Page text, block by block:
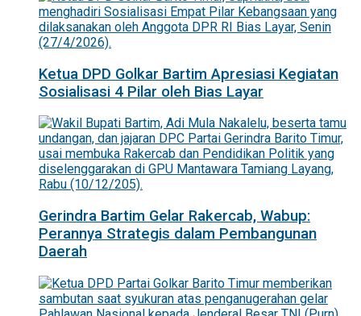
Ketua DPD Golkar Bartim Apresiasi Kegiatan
Sosialisasi 4 Pilar oleh Bias Layar
Gerindra Bartim Gelar Rakercab, Wabup:
Perannya Strategis dalam Pembangunan
Daerah